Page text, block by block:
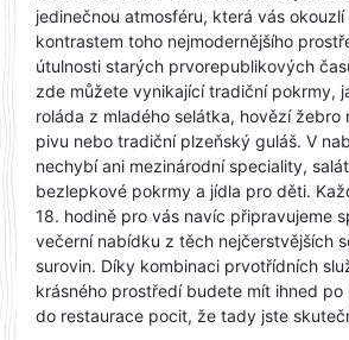
jedinečnou atmosféru, která vás okouzlí
kontrastem toho nejmodernějšího
útulnosti starých prvorepublikových
zde můžete vynikající tradiční pokrmy,
roláda z mladého selátka, hovězí žebro
pivu nebo tradiční plzeňský guláš. V
nechybí ani mezinárodní speciality,
bezlepkové pokrmy a jídla pro děti.
18. hodině pro vás navíc připravujeme
večerní nabídku z těch nejčerstvějších
surovin. Díky kombinaci prvotřídních
krásného prostředí budete mít ihned po
do restaurace pocit, že tady jste